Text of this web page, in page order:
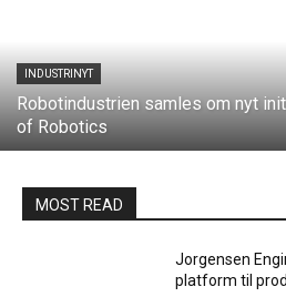
INDUSTRINYT
Robotindustrien samles om nyt
of Robotics
MOST READ
Jorgensen
platform til